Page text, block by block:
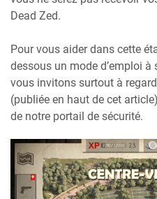
Dead Zed.
Pour vous aider dans cette
dessous un mode d’emploi
vous invitons surtout à
(publiée en haut de cet
de notre portail de sécurité.